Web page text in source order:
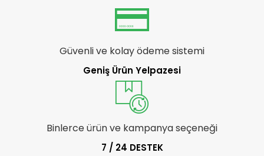
Güvenli ve kolay ödeme sistemi
Geniş Ürün Yelpazesi
Binlerce ürün ve kampanya seçeneği
7 / 24 DESTEK